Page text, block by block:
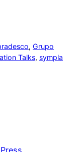
, Grupo
Talks, sympla